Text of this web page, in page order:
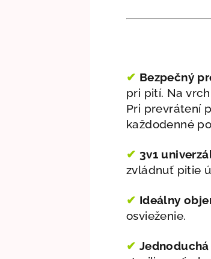
✔ Bezpečný
pri pití. Na
Pri prevrátení
každodenné
✔ 3v1
zvládnuť pitie
✔ Ideálny
osvieženie.
✔